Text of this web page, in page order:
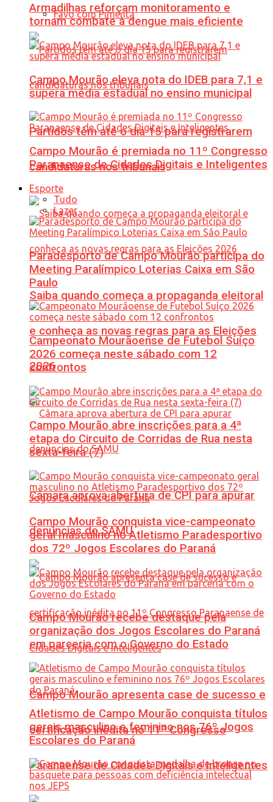
Favo com Pimenta
Partidos têm até o dia 15 para registrarem
candidaturas nos tribunais
Saiba quando começa a propaganda eleitoral
e conheça as novas regras para as Eleições
2026
Câmara aprova abertura de CPI para apurar
denúncias do SAMU
Campo Mourão apresenta case de sucesso e
certificação inédita no 11º Congresso
Paranaense de Cidades Digitais e Inteligentes
Armadilhas reforçam monitoramento e
tornam combate à dengue mais eficiente
Campo Mourão eleva nota do IDEB para 7,1 e
supera média estadual no ensino municipal
Campo Mourão é premiada no 11º Congresso
Paranaense de Cidades Digitais e Inteligentes
Esporte
Tudo
Lazer
Paradesporto de Campo Mourão participa do
Meeting Paralímpico Loterias Caixa em São
Paulo
Campeonato Mourãoense de Futebol Suíço
2026 começa neste sábado com 12
confrontos
Campo Mourão abre inscrições para a 4ª
etapa do Circuito de Corridas de Rua nesta
sexta-feira (7)
Campo Mourão conquista vice-campeonato
geral masculino no Atletismo Paradesportivo
dos 72º Jogos Escolares do Paraná
Campo Mourão recebe destaque pela
organização dos Jogos Escolares do Paraná
em parceria com o Governo do Estado
Atletismo de Campo Mourão conquista títulos
gerais masculino e feminino nos 76º Jogos
Escolares do Paraná